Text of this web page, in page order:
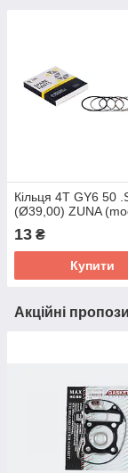
Кільця 4T GY6 50
(Ø39,00) ZUNA
13 ₴
Купити
Акційні